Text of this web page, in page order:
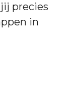
precies
in